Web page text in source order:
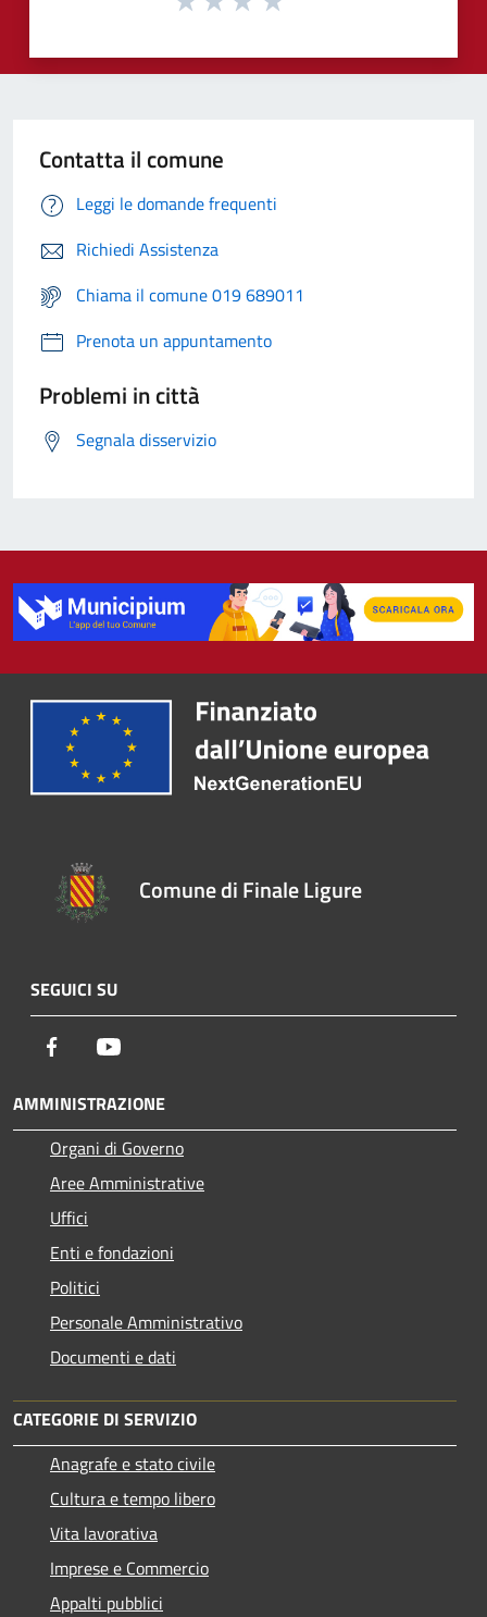
Contatta il comune
Leggi le domande frequenti
Richiedi Assistenza
Chiama il comune 019 689011
Prenota un appuntamento
Problemi in città
Segnala disservizio
Comune di Finale Ligure
SEGUICI SU
Facebook
AMMINISTRAZIONE
Organi di Governo
Aree Amministrative
Uffici
Enti e fondazioni
Politici
Personale Amministrativo
Documenti e dati
CATEGORIE DI SERVIZIO
Anagrafe e stato civile
Cultura e tempo libero
Vita lavorativa
Imprese e Commercio
Appalti pubblici